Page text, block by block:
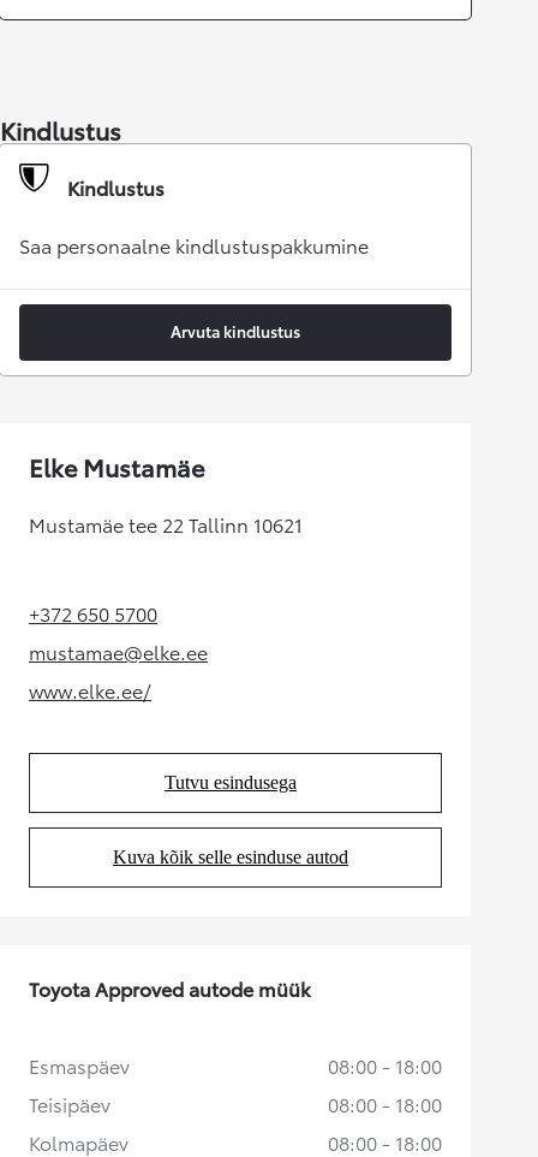
Kindlustus
Kindlustus
Saa personaalne kindlustuspakkumine
Arvuta kindlustus
Elke Mustamäe
Mustamäe tee 22 Tallinn 10621
+372 650 5700(Opens in new tab)
mustamae@elke.ee
(Opens in new tab)
www.elke.ee/(Opens in new tab)
Tutvu esindusega
(Opens in new tab)
Kuva kõik selle esinduse autod
(Opens in new tab)
Toyota Approved autode müük
Esmaspäev
08:00 - 18:00
Teisipäev
08:00 - 18:00
Kolmapäev
08:00 - 18:00